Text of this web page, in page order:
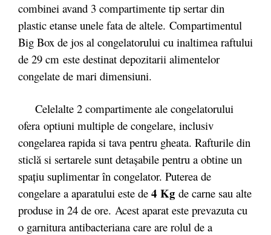
combinei avand 3 compartimente tip sertar din
plastic etanse unele fata de altele. Compartimentul
Big Box de jos al congelatorului cu inaltimea raftului
de 29 cm este destinat depozitarii alimentelor
congelate de mari dimensiuni.
Celelalte 2 compartimente ale congelatorului
ofera optiuni multiple de congelare, inclusiv
congelarea rapida si tava pentru gheata. Rafturile din
sticlă si sertarele sunt detașabile pentru a obtine un
spațiu suplimentar în congelator. Puterea de
congelare a aparatului este de 4 Kg de carne sau alte
produse in 24 de ore. Acest aparat este prevazuta cu
o garnitura antibacteriana care are rolul de a